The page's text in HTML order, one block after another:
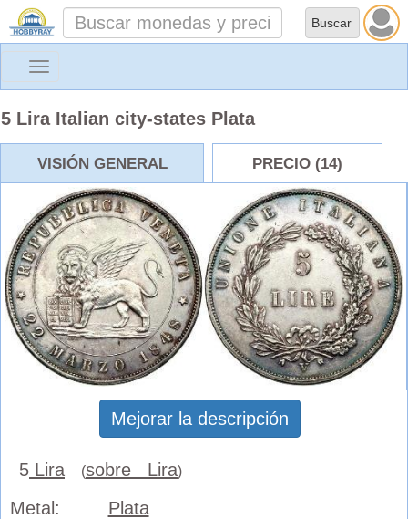
Toggle
5 Lira Italian city-states Plata
VISIÓN GENERAL PRECIO (14)
Mejorar la descripción
5 Lira (sobre Lira)
Metal:
Plata